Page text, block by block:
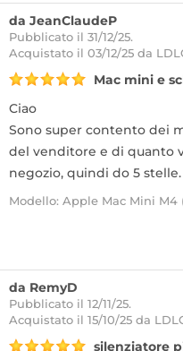
da JeanClaudeP
Pubblicato il 31/12/25.
Acquistato il 03/12/25 da
Mac mini e
Ciao
Sono super contento dei
del venditore e di quanto
negozio, quindi do 5 stelle.
Modello: Apple Mac Mini M4
da RemyD
Pubblicato il 12/11/25.
Acquistato il 15/10/25 da
silenziatore